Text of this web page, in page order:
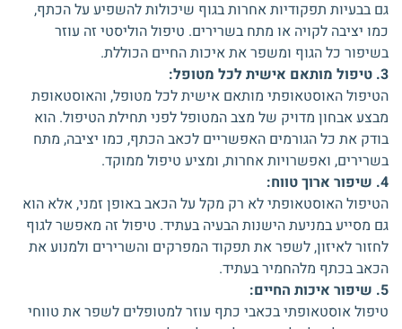
גם בבעיות תפקודיות אחרות בגוף שיכולות להשפיע על הכתף,
כמו יציבה לקויה או מתח בשרירים. טיפול הוליסטי זה עוזר
בשיפור כל הגוף ומשפר את איכות החיים הכוללת.
3. טיפול מותאם אישית לכל מטופל:
הטיפול האוסטאופתי מותאם אישית לכל מטופל, והאוסטאופת
מבצע אבחון מדויק של מצב המטופל לפני תחילת הטיפול. הוא
בודק את כל הגורמים האפשריים לכאב הכתף, כמו יציבה, מתח
בשרירים, ואפשרויות אחרות, ומציע טיפול ממוקד.
4. שיפור ארוך טווח:
הטיפול האוסטאופתי לא רק מקל על הכאב באופן זמני, אלא הוא
גם מסייע במניעת הישנות הבעיה בעתיד. טיפול זה מאפשר לגוף
לחזור לאיזון, לשפר את תפקוד המפרקים והשרירים ולמנוע את
הכאב בכתף מלהחמיר בעתיד.
5. שיפור איכות החיים:
טיפול אוסטאופתי בכאבי כתף עוזר למטופלים לשפר את טווחי